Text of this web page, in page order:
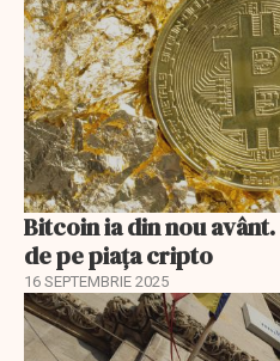
Bitcoin ia din nou
de pe piaţa cripto
16 SEPTEMBRIE 2025